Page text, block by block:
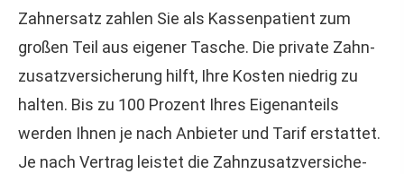
Zahnersatz zahlen Sie als Kassenpatient zum
großen Teil aus eigener Tasche. Die private Zahn­
zu­satz­ver­si­che­rung hilft, Ihre Kosten niedrig zu
halten. Bis zu 100 Prozent Ihres Eigenanteils
werden Ihnen je nach Anbieter und Tarif erstattet.
Je nach Vertrag leistet die Zahn­zu­satz­ver­si­che­